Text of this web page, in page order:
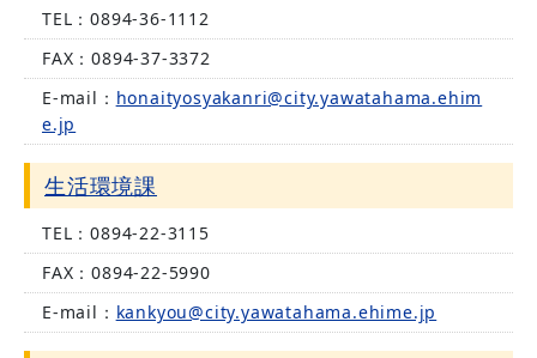
TEL：0894-36-1112
FAX：0894-37-3372
E-mail： honaityosyakanri@city.yawatahama.ehim
e.jp
生活環境課
TEL：0894-22-3115
FAX：0894-22-5990
E-mail： kankyou@city.yawatahama.ehime.jp